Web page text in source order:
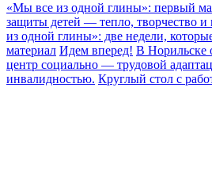
«Мы все из одной глины»: первый
защиты детей — тепло, творчество
из одной глины»: две недели,
материал Идем вперед! В Норильске
центр социально — трудовой
инвалидностью. Круглый стол с